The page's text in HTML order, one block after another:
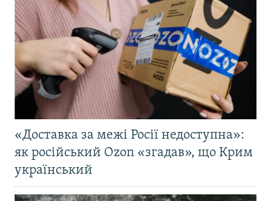
«Доставка за межі Росії недоступна»:
як російський Ozon «згадав», що Крим
український